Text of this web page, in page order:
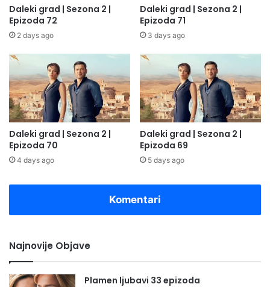
Daleki grad | Sezona 2 |
Epizoda 72
2 days ago
Daleki grad | Sezona 2 |
Epizoda 71
3 days ago
Daleki grad | Sezona 2 |
Epizoda 70
4 days ago
Daleki grad | Sezona 2 |
Epizoda 69
5 days ago
Komentari
Najnovije Objave
Plamen ljubavi 33 epizoda